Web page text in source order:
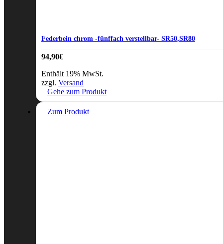
Federbein chrom -fünffach verstellbar- SR50,SR80
94,90€
Enthält 19% MwSt.
zzgl. Versand
Gehe zum Produkt
Zum Produkt